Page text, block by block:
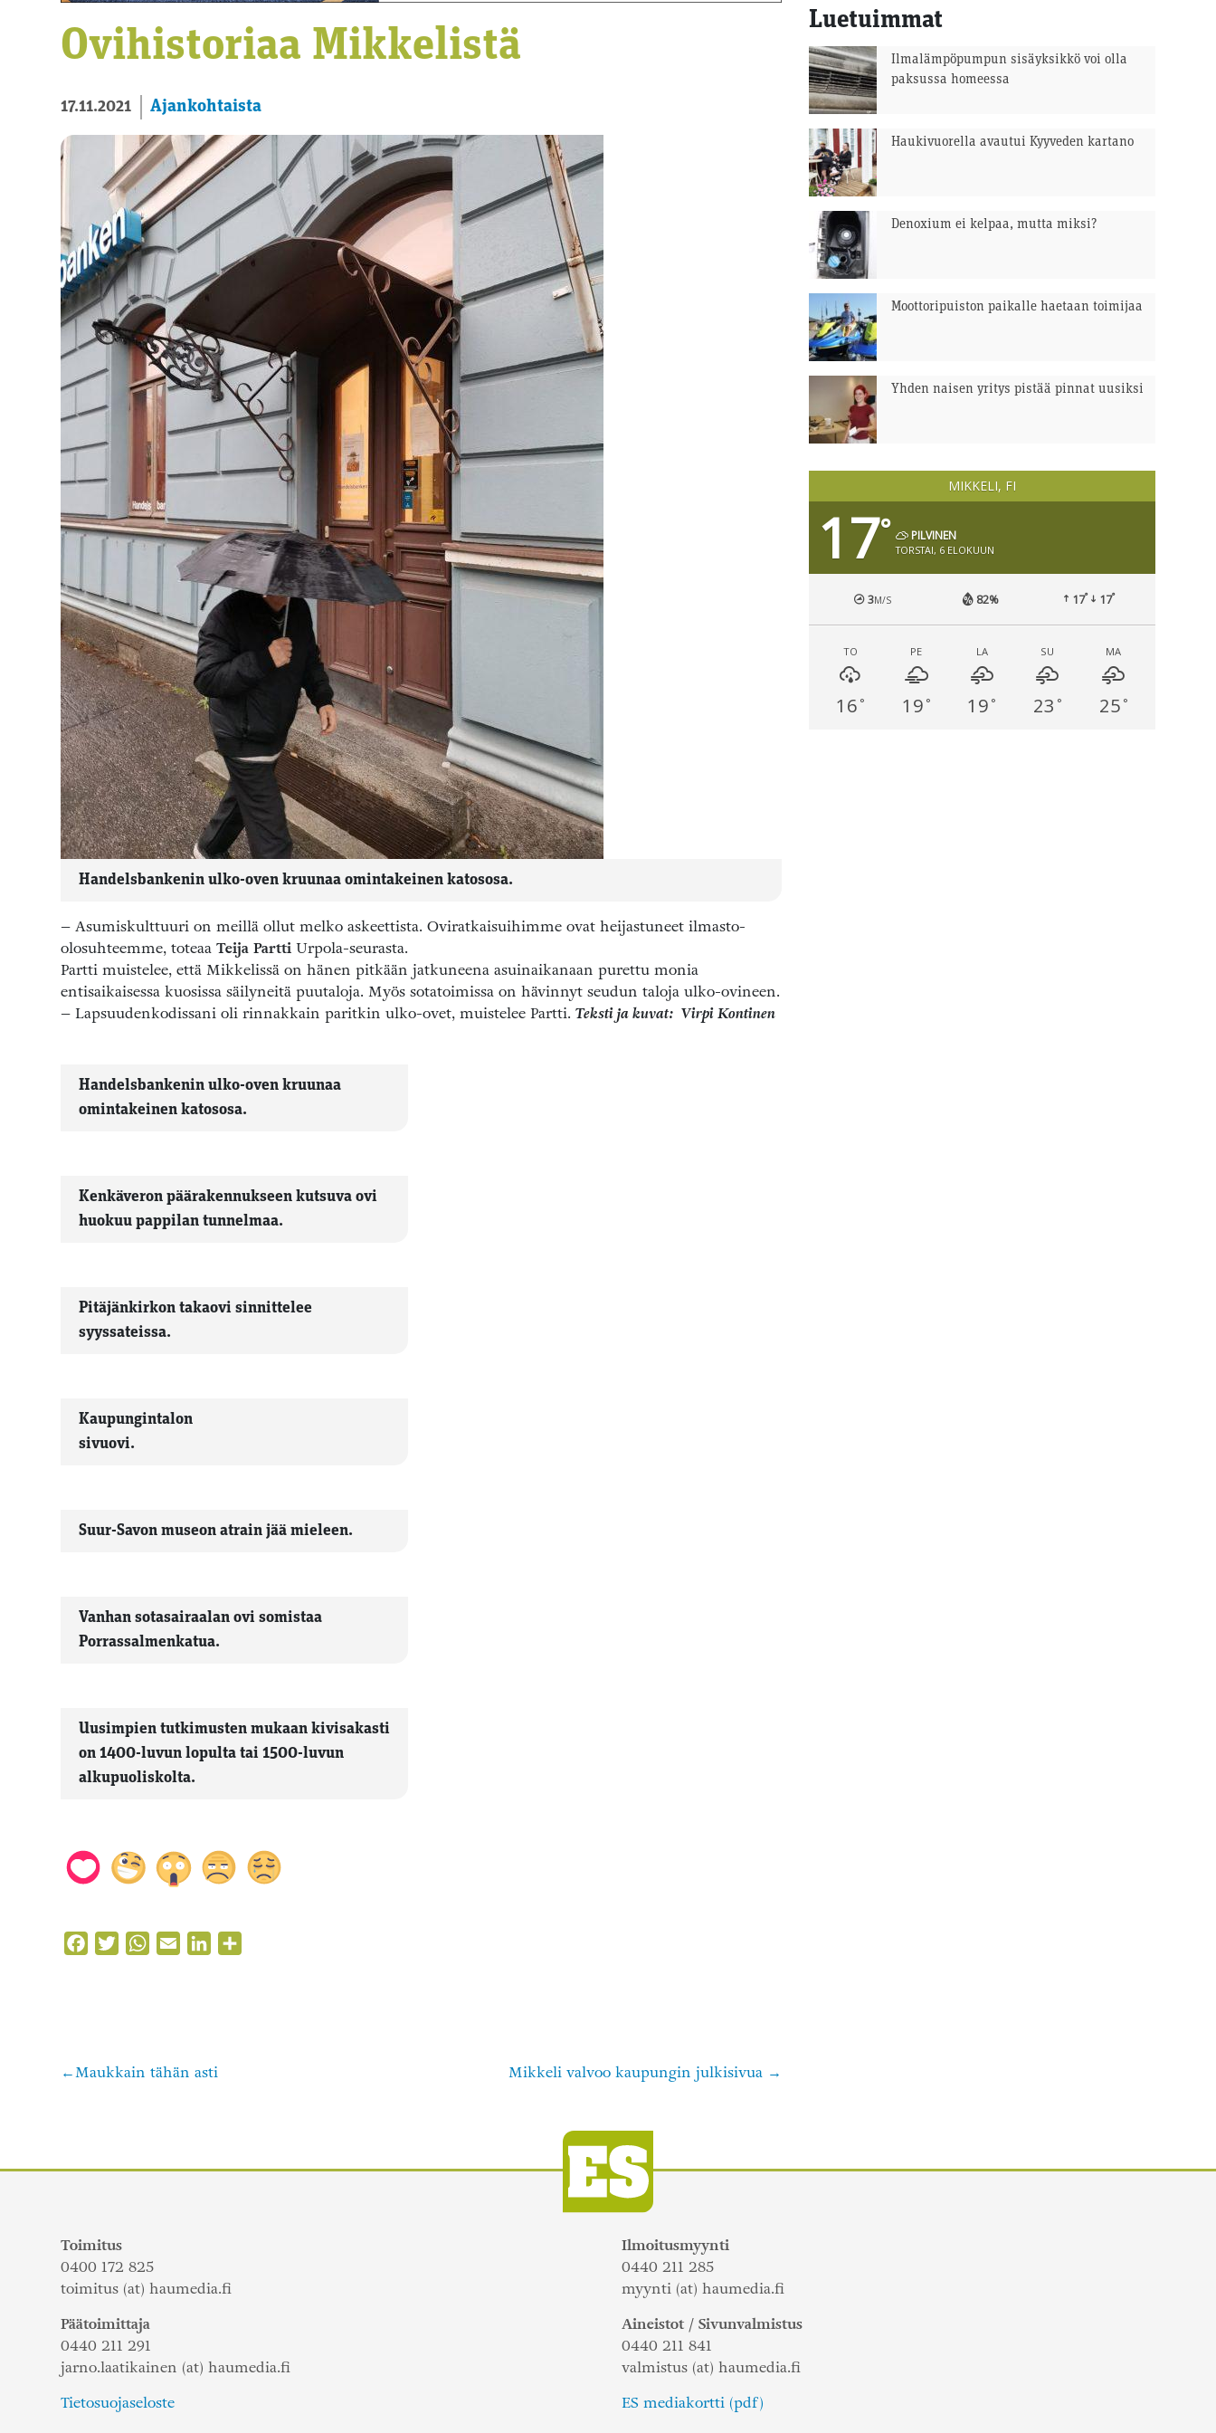
Ovihistoriaa Mikkelistä
17.11.2021 Ajankohtaista
Handelsbankenin ulko-oven kruunaa omintakeinen katososa.
– Asumiskulttuuri on meillä ollut melko askeettista. Oviratkaisuihimme ovat heijastuneet ilmasto-
olosuhteemme, toteaa Teija Partti Urpola-seurasta.
Partti muistelee, että Mikkelissä on hänen pitkään jatkuneena asuinaikanaan purettu monia
entisaikaisessa kuosissa säilyneitä puutaloja. Myös sotatoimissa on hävinnyt seudun taloja ulko-ovineen.
– Lapsuudenkodissani oli rinnakkain paritkin ulko-ovet, muistelee Partti. Teksti ja kuvat: Virpi Kontinen
Handelsbankenin ulko-oven kruunaa
omintakeinen katososa.
Kenkäveron päärakennukseen kutsuva ovi
huokuu pappilan tunnelmaa.
Pitäjänkirkon takaovi sinnittelee
syyssateissa.
Kaupungintalon
sivuovi.
Suur-Savon museon atrain jää mieleen.
Vanhan sotasairaalan ovi somistaa
Porrassalmenkatua.
Uusimpien tutkimusten mukaan kivisakasti
on 1400-luvun lopulta tai 1500-luvun
alkupuoliskolta.
FacebookTwitterWhatsApp
Email LinkedIn
Artikkelien
Maukkain tähän asti Mikkeli valvoo kaupungin julkisivua
Luetuimmat
Ilmalämpöpumpun sisäyksikkö voi olla
paksussa homeessa
Haukivuorella avautui Kyyveden kartano
Denoxium ei kelpaa, mutta miksi?
Moottoripuiston paikalle haetaan toimijaa
Yhden naisen yritys pistää pinnat uusiksi
MIKKELI, FI
17° PILVINEN
TORSTAI, 6 ELOKUUN
3M/S 82% 17° 17°
TO
16 °
PE
19 °
LA
19 °
SU
23 °
MA
25 °
Toimitus
0400 172 825
toimitus (at) haumedia.fi
Päätoimittaja
0440 211 291
jarno.laatikainen (at) haumedia.fi
Tietosuojaseloste
Ilmoitusmyynti
0440 211 285
myynti (at) haumedia.fi
Aineistot / Sivunvalmistus
0440 211 841
valmistus (at) haumedia.fi
ES mediakortti (pdf)